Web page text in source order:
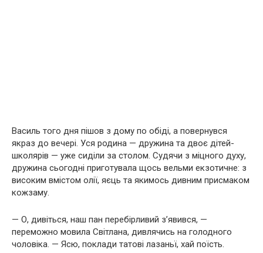
Василь того дня пішов з дому по обіді, а повернувся
якраз до вечері. Уся родина — дружина та двоє дітей-
школярів — уже сиділи за столом. Судячи з міцного духу,
дружина сьогодні приготувала щось вельми екзотичне: з
високим вмістом олії, яєць та якимось дивним присмаком
кожзаму.
— О, дивіться, наш пан перебірливий з’явився, —
переможно мовила Світлана, дивлячись на голодного
чоловіка. — Ясю, поклади татові лазаньї, хай поїсть.